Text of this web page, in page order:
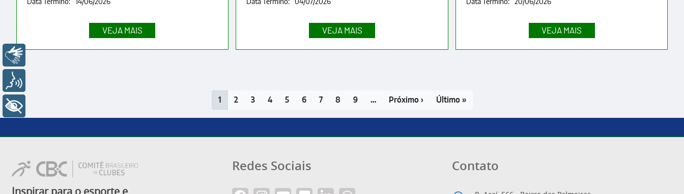
Data Término:
14/06/2026
Data Término:
04/07/2026
Data Término:
20/06/2026
Paginação
Página
atual
1 Page
2 Page
3 Page
4 Page
5 Page
6 Page
7 Page
8 Page
9 …
Próxima
Próximo ›
Última
Último »
Redes Sociais Contato